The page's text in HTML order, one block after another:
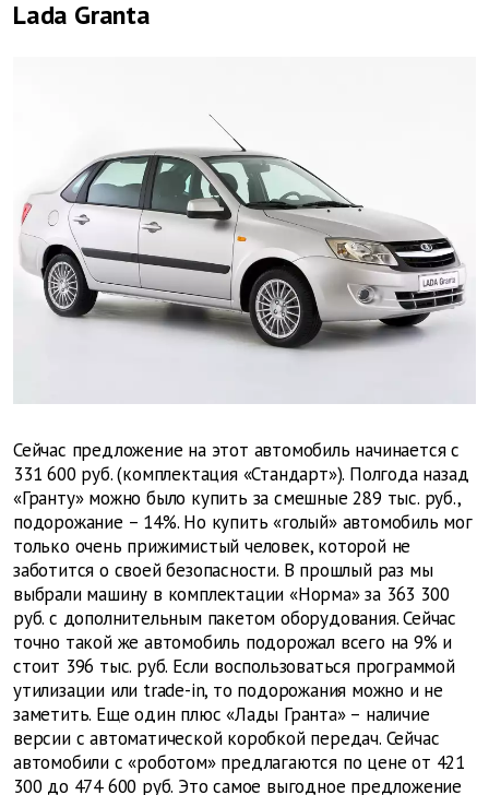
Lada Granta
Сейчас предложение на этот автомобиль начинается с
331 600 руб. (комплектация «Стандарт»). Полгода назад
«Гранту» можно было купить за смешные 289 тыс. руб.,
подорожание – 14%. Но купить «голый» автомобиль мог
только очень прижимистый человек, которой не
заботится о своей безопасности. В прошлый раз мы
выбрали машину в комплектации «Норма» за 363 300
руб. с дополнительным пакетом оборудования. Сейчас
точно такой же автомобиль подорожал всего на 9% и
стоит 396 тыс. руб. Если воспользоваться программой
утилизации или trade-in, то подорожания можно и не
заметить. Еще один плюс «Лады Гранта» – наличие
версии с автоматической коробкой передач. Сейчас
автомобили с «роботом» предлагаются по цене от 421
300 до 474 600 руб. Это самое выгодное предложение